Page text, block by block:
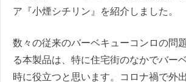
ア『小煙シチリン』を紹介しました。
数々の従来のバーベキューコンロの問
る本製品は、特に住宅街のなかでバー
時に役立つと思います。コロナ禍で外